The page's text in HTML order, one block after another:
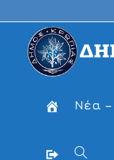
to
content
Νέα –
Toggle